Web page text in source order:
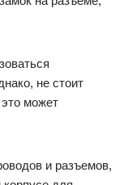
не стоит
может
и разъемов,